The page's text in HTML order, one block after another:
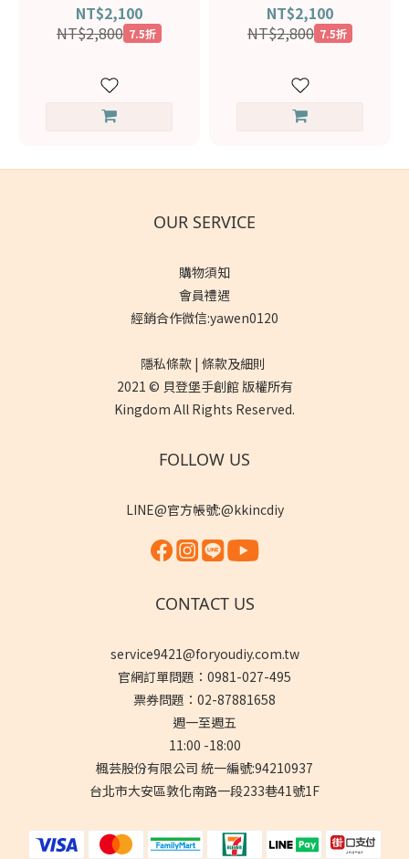
NT$2,100
NT$2,800 7.5折
NT$2,100
NT$2,800 7.5折
OUR SERVICE
購物須知
會員禮遇
經銷合作微信:yawen0120
隱私條款 | 條款及細則
2021 © 貝登堡手創館 版權所有
Kingdom All Rights Reserved.
FOLLOW US
LINE@官方帳號:@kkincdiy
CONTACT US
service9421@foryoudiy.com.tw
官網訂單問題：0981-027-495
票券問題：02-87881658
週一至週五
11:00 -18:00
楓芸股份有限公司 統一編號:94210937
台北市大安區敦化南路一段233巷41號1F